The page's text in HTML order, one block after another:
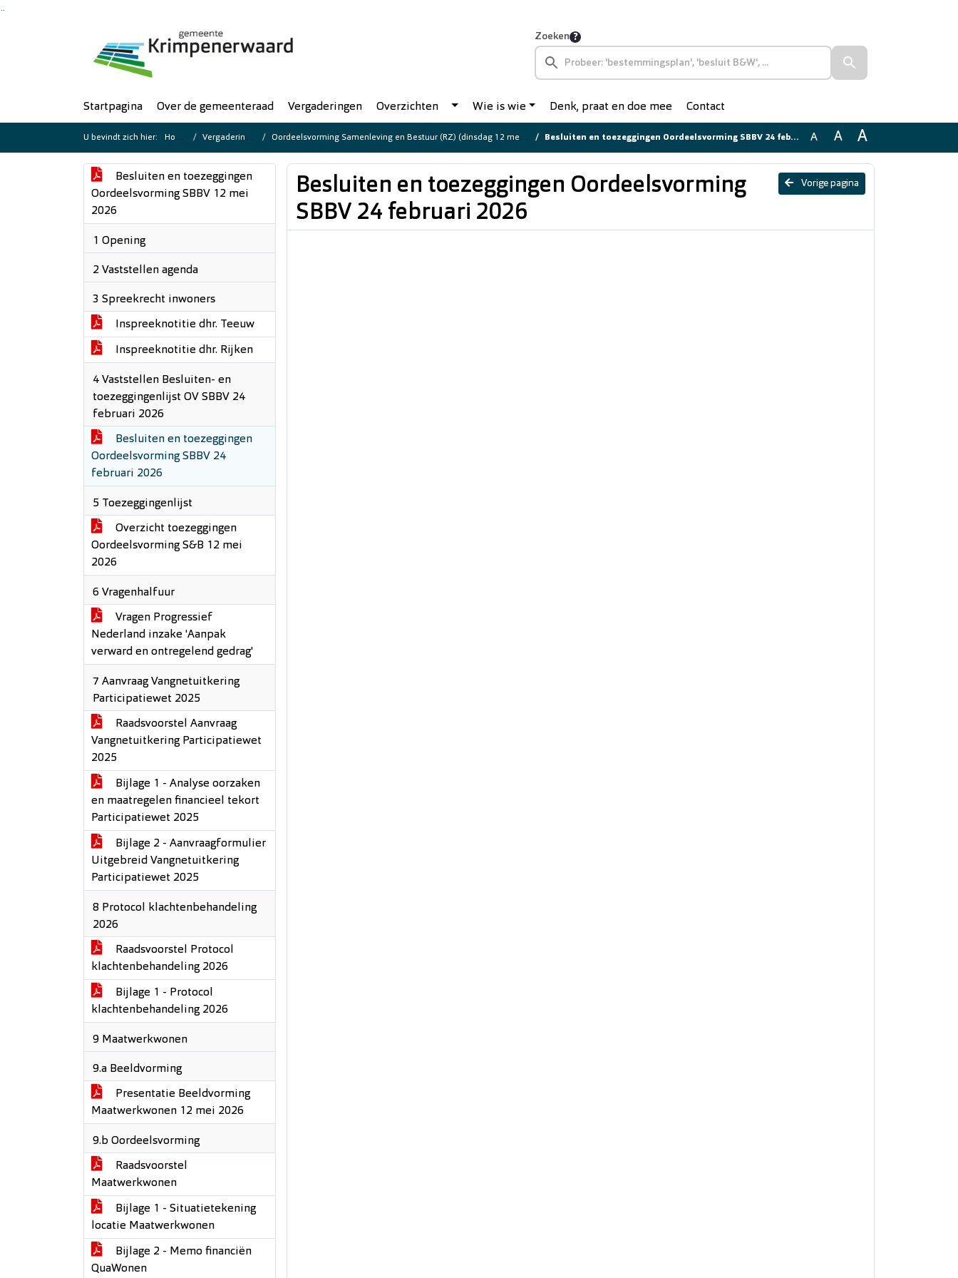
Zoeken
Startpagina Over de gemeenteraad Vergaderingen Overzichten Wie is wie Denk, praat en doe mee Contact
U bevindt zich hier: Home Vergaderingen Oordeelsvorming Samenleving en Bestuur (RZ) (dinsdag 12 mei 2026) Besluiten en toezeggingen Oordeelsvorming SBBV 24 februari 2026 A A A
Besluiten en toezeggingen
Oordeelsvorming SBBV 12 mei
2026
1 Opening
2 Vaststellen agenda
3 Spreekrecht inwoners
Inspreeknotitie dhr. Teeuw
Inspreeknotitie dhr. Rijken
4 Vaststellen Besluiten- en
toezeggingenlijst OV SBBV 24
februari 2026
Besluiten en toezeggingen
Oordeelsvorming SBBV 24
februari 2026
5 Toezeggingenlijst
Overzicht toezeggingen
Oordeelsvorming S&B 12 mei
2026
6 Vragenhalfuur
Vragen Progressief
Nederland inzake 'Aanpak
verward en ontregelend gedrag'
7 Aanvraag Vangnetuitkering
Participatiewet 2025
Raadsvoorstel Aanvraag
Vangnetuitkering Participatiewet
2025
Bijlage 1 - Analyse oorzaken
en maatregelen financieel tekort
Participatiewet 2025
Bijlage 2 - Aanvraagformulier
Uitgebreid Vangnetuitkering
Participatiewet 2025
8 Protocol klachtenbehandeling
2026
Raadsvoorstel Protocol
klachtenbehandeling 2026
Bijlage 1 - Protocol
klachtenbehandeling 2026
9 Maatwerkwonen
9.a Beeldvorming
Presentatie Beeldvorming
Maatwerkwonen 12 mei 2026
9.b Oordeelsvorming
Raadsvoorstel
Maatwerkwonen
Bijlage 1 - Situatietekening
locatie Maatwerkwonen
Bijlage 2 - Memo financiën
QuaWonen
Vorige pagina
Besluiten en toezeggingen Oordeelsvorming
SBBV 24 februari 2026